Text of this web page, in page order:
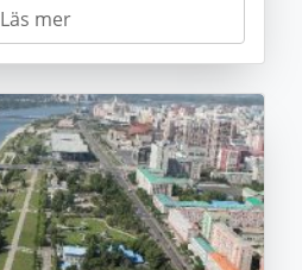
Läs mer